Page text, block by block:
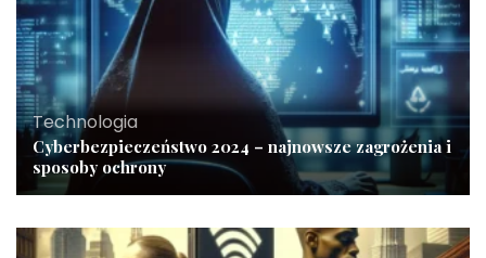
Technologia
Cyberbezpieczeństwo 2024 – najnowsze zagrożenia i
sposoby ochrony